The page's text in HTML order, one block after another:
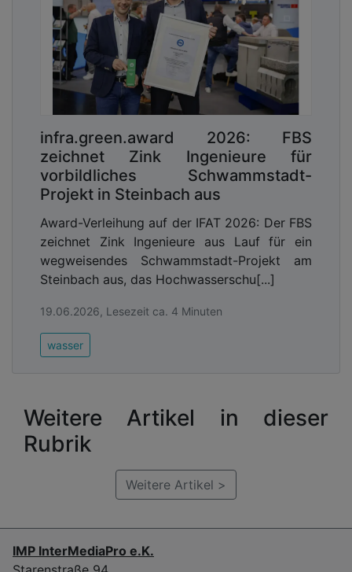
infra.green.award 2026: FBS
zeichnet Zink Ingenieure für
vorbildliches Schwammstadt-
Projekt in Steinbach aus
Award-Verleihung auf der IFAT 2026: Der FBS
zeichnet Zink Ingenieure aus Lauf für ein
wegweisendes Schwammstadt-Projekt am
Steinbach aus, das Hochwasserschu[...]
19.06.2026, Lesezeit ca. 4 Minuten
wasser
Weitere Artikel in dieser
Rubrik
Weitere Artikel >
IMP InterMediaPro e.K.